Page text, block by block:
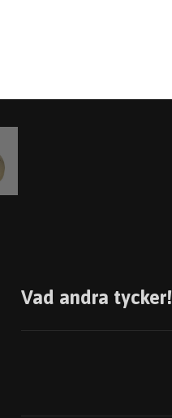
Vad andra tycker!